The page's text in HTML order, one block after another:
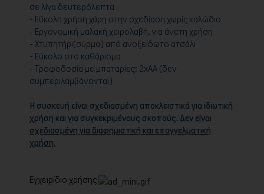
σε λίγα δευτερόλεπτα
- Εύκολη χρήση χάρη στην σχεδίαση χωρίς καλώδιο
- Εργονομική μαλακή χειρολαβή, για άνετη χρήση
- Χτυπητήρι(σύρμα) από ανοξείδωτο ατσάλι
- Εύκολο στο καθάρισμα
- Τροφοδοσία με μπαταρίες: 2xAA (δεν
συμπεριλαμβάνονται)
Η συσκευή είναι σχεδιασμένη αποκλειστικά για ιδιωτική
χρήση και για συγκεκριμένους σκοπούς. Δεν είναι
σχεδιασμένη για διαφημιστική και επαγγελματική
χρήση.
Εγχειρίδιο χρήσης